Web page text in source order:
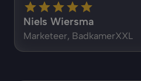
Niels Wiersma
Marketeer, BadkamerXXL